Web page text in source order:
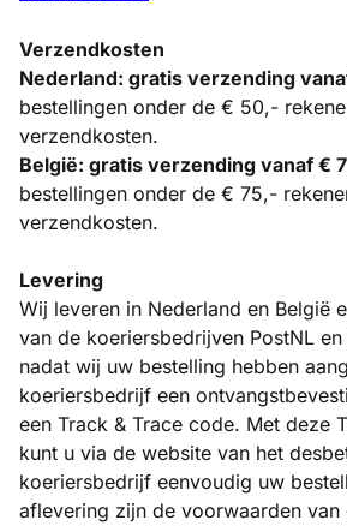
Verzendkosten
Nederland: gratis verzending
bestellingen onder de € 50,-
verzendkosten.
België: gratis verzending vanaf €
bestellingen onder de € 75,-
verzendkosten.
Levering
Wij leveren in Nederland en België
van de koeriersbedrijven PostNL
nadat wij uw bestelling hebben
koeriersbedrijf een
een Track & Trace code. Met deze
kunt u via de website van het
koeriersbedrijf eenvoudig uw
aflevering zijn de voorwaarden